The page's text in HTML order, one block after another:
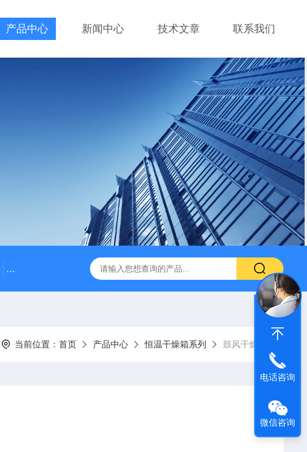
产品中心 新闻中心 技术文章 联系我们
数控超声波清洗机1001A 数控超声波清洗机SCQ-250B1 SCQ-
当前位置： 首页 产品中心 恒温干燥箱系列 鼓风干燥箱
电话咨询
微信咨询